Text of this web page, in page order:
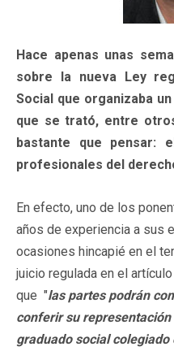
Hace apenas unas
sobre la nueva Ley
Social que organizaba
que se trató, entre
bastante que pensar:
profesionales del
En efecto, uno de los
años de experiencia a sus
ocasiones hincapié en el
juicio regulada en el
que "las partes podrán
conferir su
graduado social